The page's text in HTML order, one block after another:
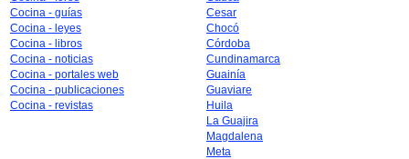
Cocina - guías
Cocina - leyes
Cocina - libros
Cocina - noticias
Cocina - portales web
Cocina - publicaciones
Cocina - revistas
Cesar
Chocó
Córdoba
Cundinamarca
Guainía
Guaviare
Huila
La Guajira
Magdalena
Meta